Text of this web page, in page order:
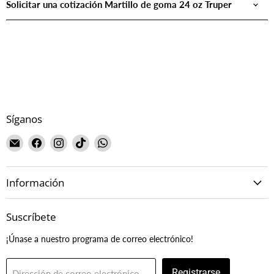
Solicitar una cotización Martillo de goma 24 oz Truper
Síganos
Encuéntrenos
Correo
electrónico
Encuéntrenos
Facebook
Encuéntrenos
Instagram
Encuéntrenos
TikTok
Encuéntrenos
WhatsApp
Información
Suscríbete
¡Únase a nuestro programa de correo electrónico!